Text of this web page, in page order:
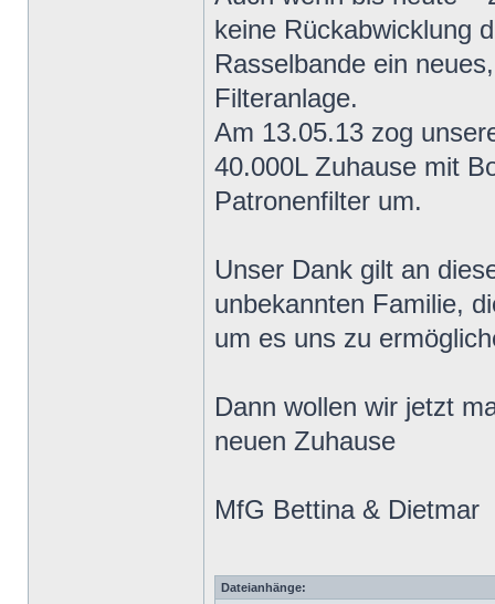
keine Rückabwicklung
Rasselbande ein
Filteranlage.
Am 13.05.13 zog
40.000L Zuhause mit
Patronenfilter um.
Unser Dank gilt an
unbekannten Familie,
um es uns zu
Dann wollen wir jetzt
neuen Zuhause
MfG Bettina & Dietmar
Dateianhänge: